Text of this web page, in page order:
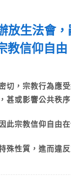
放生法會
信仰自
切，宗教行為應
或影響公共秩
宗教信仰自由
性質，進而違